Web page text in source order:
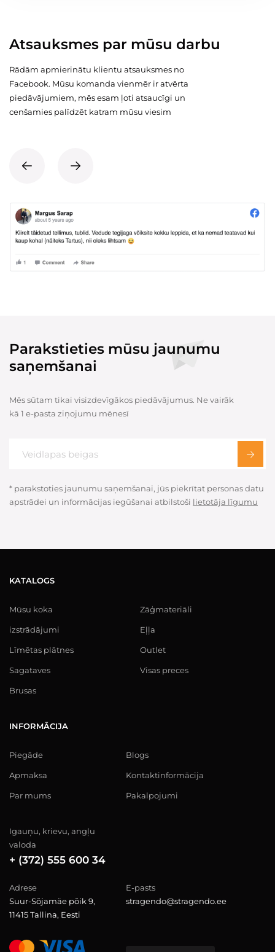
Atsauksmes par mūsu darbu
Rādām apmierinātu klientu atsauksmes no
Facebook. Mūsu komanda vienmēr ir atvērta
piedāvājumiem, mēs esam ļoti atsaucīgi un
cenšamies palīdzēt katram mūsu viesim
Parakstieties mūsu jaunumu
saņemšanai
Mēs sūtam tikai visizdevīgākos piedāvājumus. Ne vairāk
kā 1 e-pasta ziņojumu mēnesī
* parakstoties jaunumu saņemšanai, jūs piekrītat personas datu
apstrādei un informācijas iegūšanai atbilstoši lietotāja līgumu
KATALOGS
Mūsu koka
izstrādājumi
Līmētas plātnes
Sagataves
Brusas
Zāģmateriāli
Eļļa
Outlet
Visas preces
INFORMĀCIJA
Piegāde
Apmaksa
Par mums
Blogs
Kontaktinformācija
Pakalpojumi
Igauņu, krievu, angļu
valoda
+ (372) 555 600 34
Adrese
Suur-Sõjamäe põik 9,
11415 Tallina, Eesti
E-pasts
stragendo@stragendo.ee